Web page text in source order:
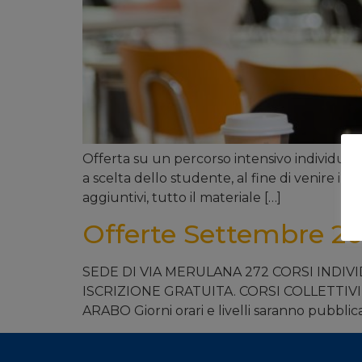
Offerta su un percorso intensivo
a scelta dello studente, al fine di venire
aggiuntivi, tutto il materiale […]
Offerte Settembre
SEDE DI VIA MERULANA 272 CORSI
ISCRIZIONE GRATUITA. CORSI
ARABO Giorni orari e livelli saranno